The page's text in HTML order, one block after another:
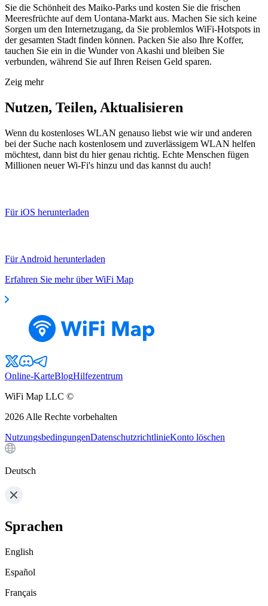
Sie die Schönheit des Maiko-Parks und kosten Sie die frischen
Meeresfrüchte auf dem Uontana-Markt aus. Machen Sie sich keine
Sorgen um den Internetzugang, da Sie problemlos WiFi-Hotspots in
der gesamten Stadt finden können. Packen Sie also Ihre Koffer,
tauchen Sie ein in die Wunder von Akashi und bleiben Sie
verbunden, während Sie auf Ihren Reisen Geld sparen.
Zeig mehr
Nutzen, Teilen, Aktualisieren
Wenn du kostenloses WLAN genauso liebst wie wir und anderen
bei der Suche nach kostenlosem und zuverlässigem WLAN helfen
möchtest, dann bist du hier genau richtig. Echte Menschen fügen
Millionen neuer Wi-Fi's hinzu und das kannst du auch!
Für iOS herunterladen
Für Android herunterladen
Erfahren Sie mehr über WiFi Map
Online-KarteBlogHilfezentrum
WiFi Map LLC ©
2026 Alle Rechte vorbehalten
NutzungsbedingungenDatenschutzrichtlinieKonto löschen
Deutsch
Sprachen
English
Español
Français